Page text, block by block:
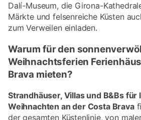
Dalí-Museum, die Girona-
Märkte und felsenreiche Küsten
zum Verweilen einladen.
Warum für den
Weihnachtsferien
Brava mieten?
Strandhäuser, Villas und B&Bs für
Weihnachten an der Costa Brava
der gesamten Küstenlinie, von